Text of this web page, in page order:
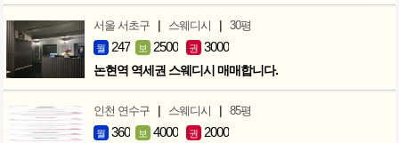
서울 서초구 | 스웨디시 | 30평
월 247 보 2500 권 3000
논현역 역세권 스웨디시 매매합니다.
인천 연수구 | 스웨디시 | 85평
월 360 보 4000 권 2000